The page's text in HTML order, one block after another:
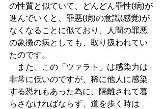
の性質と似ていて、どんどん罪性(病)が
進んでいくと、罪悪(病)の意識(感覚)が
なくなることに似ており、人間の罪悪
の象徴の病としても、取り扱われてい
たのです。
また、この「ツァラト」は感染力は
非常に低いのですが、稀に他人に感染
する恐れもあった為に、隔離されて暮
らさなければならず、道を歩く時は